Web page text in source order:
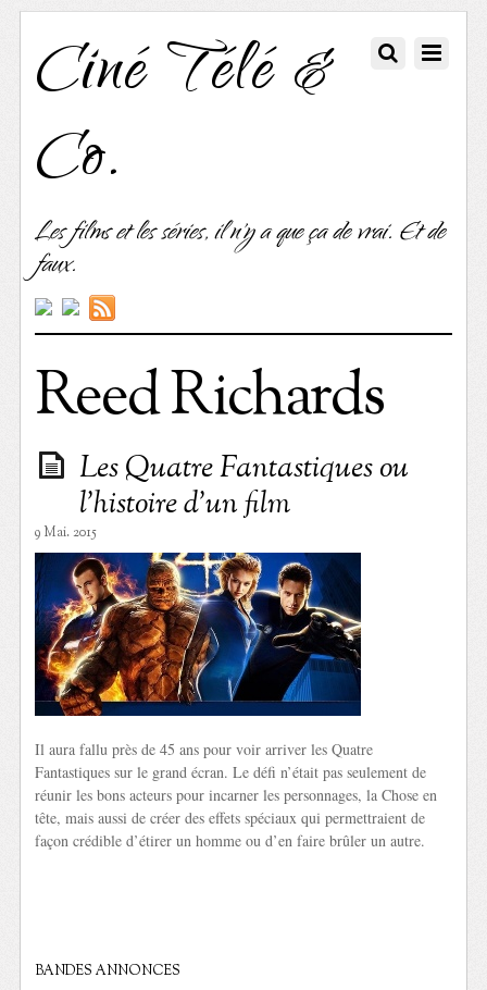
Ciné Télé &
Co.
Les films et les séries, il n'y a que ça de vrai. Et de
faux.
Reed Richards
Les Quatre Fantastiques ou
l’histoire d’un film
9 Mai. 2015
Il aura fallu près de 45 ans pour voir arriver les Quatre
Fantastiques sur le grand écran. Le défi n’était pas seulement de
réunir les bons acteurs pour incarner les personnages, la Chose en
tête, mais aussi de créer des effets spéciaux qui permettraient de
façon crédible d’étirer un homme ou d’en faire brûler un autre.
BANDES ANNONCES